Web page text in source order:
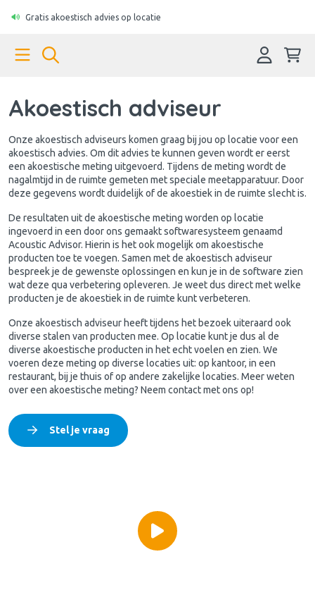
Gratis akoestisch advies op locatie
Akoestisch adviseur
Onze akoestisch adviseurs komen graag bij jou op locatie voor een
akoestisch advies. Om dit advies te kunnen geven wordt er eerst
een akoestische meting uitgevoerd. Tijdens de meting wordt de
nagalmtijd in de ruimte gemeten met speciale meetapparatuur. Door
deze gegevens wordt duidelijk of de akoestiek in de ruimte slecht is.
De resultaten uit de akoestische meting worden op locatie
ingevoerd in een door ons gemaakt softwaresysteem genaamd
Acoustic Advisor. Hierin is het ook mogelijk om akoestische
producten toe te voegen. Samen met de akoestisch adviseur
bespreek je de gewenste oplossingen en kun je in de software zien
wat deze qua verbetering opleveren. Je weet dus direct met welke
producten je de akoestiek in de ruimte kunt verbeteren.
Onze akoestisch adviseur heeft tijdens het bezoek uiteraard ook
diverse stalen van producten mee. Op locatie kunt je dus al de
diverse akoestische producten in het echt voelen en zien. We
voeren deze meting op diverse locaties uit: op kantoor, in een
restaurant, bij je thuis of op andere zakelijke locaties. Meer weten
over een akoestische meting? Neem contact met ons op!
Stel je vraag